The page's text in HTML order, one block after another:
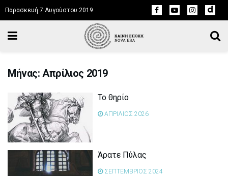
Παρασκευή 7 Αυγούστου 2019
Μήνας: Απρίλιος 2019
Το θηρίο
ΑΠΡΙΛΙΟΣ 2026
Άρατε Πύλας
ΣΕΠΤΕΜΒΡΙΟΣ 2024